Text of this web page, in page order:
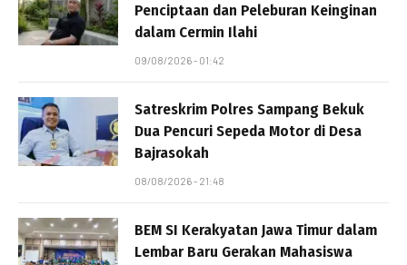
Penciptaan dan Peleburan Keinginan
dalam Cermin Ilahi
09/08/2026 - 01:42
Satreskrim Polres Sampang Bekuk
Dua Pencuri Sepeda Motor di Desa
Bajrasokah
08/08/2026 - 21:48
BEM SI Kerakyatan Jawa Timur dalam
Lembar Baru Gerakan Mahasiswa